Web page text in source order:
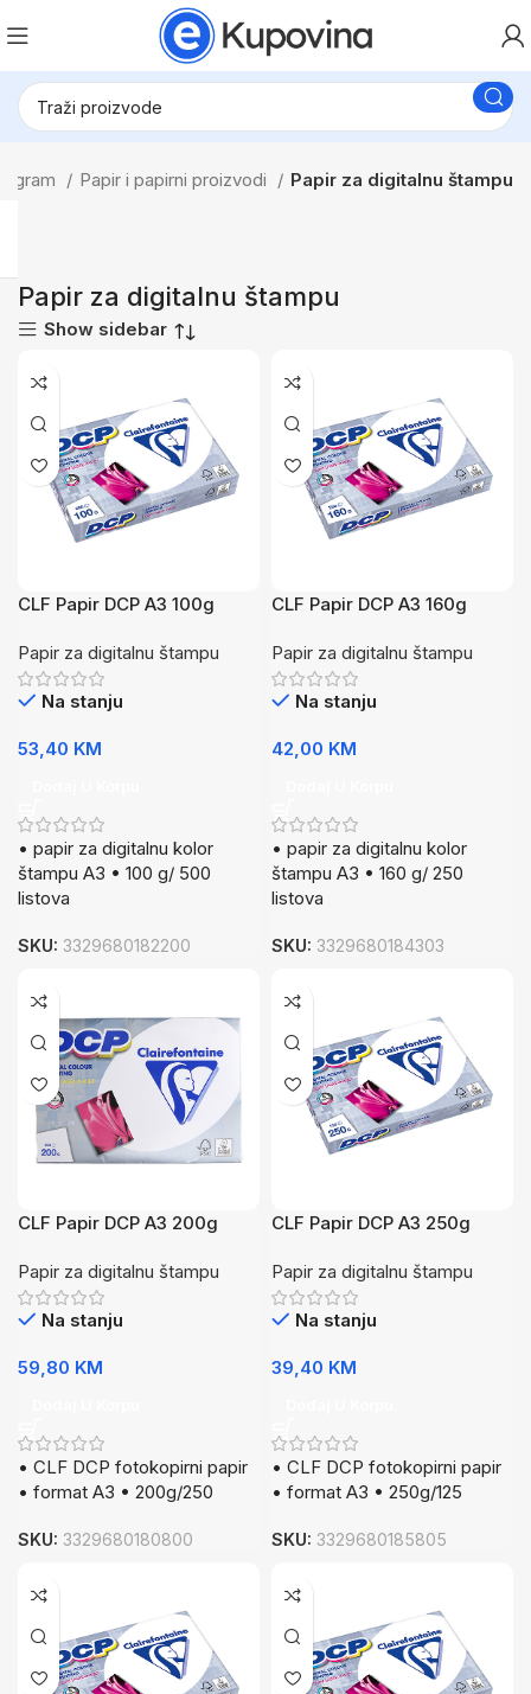
Papir i papirni proizvodi Papir za digitalnu štampu
Papir za digitalnu štampu
Show sidebar
CLF Papir DCP A3 100g
Papir za digitalnu štampu
Na stanju
53,40 KM
• papir za digitalnu kolor
štampu A3 • 100 g/ 500
listova
SKU: 3329680182200
CLF Papir DCP A3 160g
Papir za digitalnu štampu
Na stanju
42,00 KM
• papir za digitalnu kolor
štampu A3 • 160 g/ 250
listova
SKU: 3329680184303
CLF Papir DCP A3 200g
Papir za digitalnu štampu
Na stanju
59,80 KM
• CLF DCP fotokopirni papir
• format A3 • 200g/250
SKU: 3329680180800
CLF Papir DCP A3 250g
Papir za digitalnu štampu
Na stanju
39,40 KM
• CLF DCP fotokopirni papir
• format A3 • 250g/125
SKU: 3329680185805